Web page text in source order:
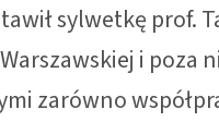
sylwetkę prof.
i poza
zarówno